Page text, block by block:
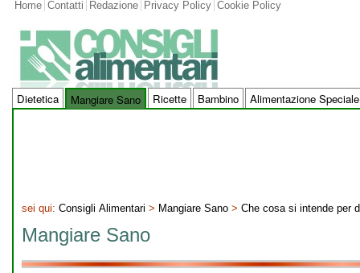
Home Contatti Redazione Privacy Policy Cookie Policy
Dietetica Mangiare Sano Ricette Bambino Alimentazione Speciale
sei qui: Consigli Alimentari > Mangiare Sano > Che cosa si intende per
Mangiare Sano